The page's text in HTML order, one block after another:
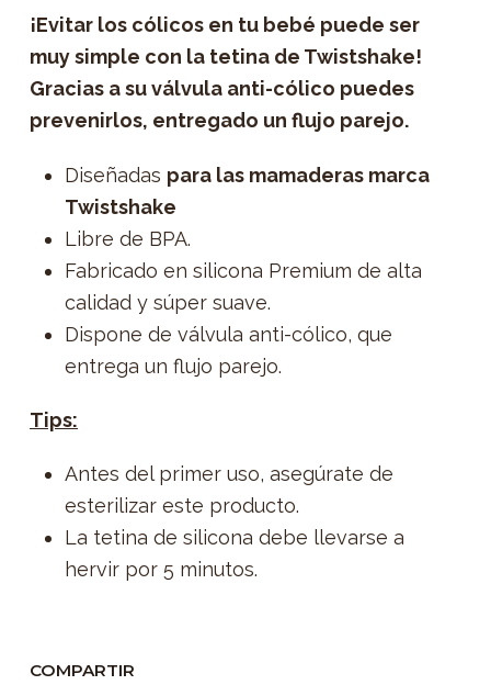
¡Evitar los cólicos en tu bebé puede ser
muy simple con la tetina de Twistshake!
Gracias a su válvula anti-cólico puedes
prevenirlos, entregado un flujo parejo.
Diseñadas para las mamaderas marca
Twistshake
Libre de BPA.
Fabricado en silicona Premium de alta
calidad y súper suave.
Dispone de válvula anti-cólico, que
entrega un flujo parejo.
Tips:
Antes del primer uso, asegúrate de
esterilizar este producto.
La tetina de silicona debe llevarse a
hervir por 5 minutos.
COMPARTIR